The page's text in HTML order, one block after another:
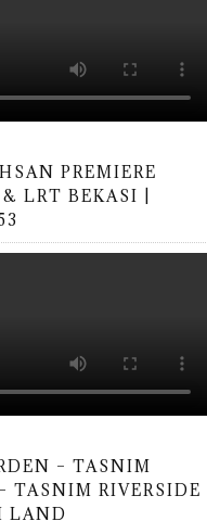
PREMIERE
LRT BEKASI |
– TASNIM
TASNIM RIVERSIDE
LAND